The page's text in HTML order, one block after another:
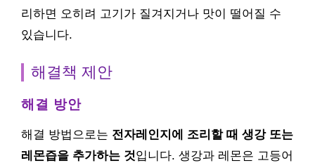
리하면 오히려 고기가 질겨지거나 맛이 떨어질 수
있습니다.
해결책 제안
해결 방안
해결 방법으로는 전자레인지에 조리할 때 생강 또는
레몬즙을 추가하는 것입니다. 생강과 레몬은 고등어